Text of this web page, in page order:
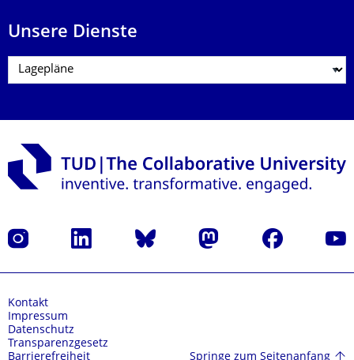
Unsere Dienste
Instagram LinkedIn Bluesky Mastodon Facebook
Kontakt
Impressum
Datenschutz
Transparenzgesetz
Barrierefreiheit
Springe zum Seitenanfang